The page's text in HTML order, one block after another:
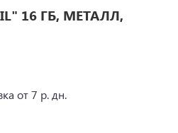
16 ГБ, МЕТАЛЛ,
от 7 р. дн.